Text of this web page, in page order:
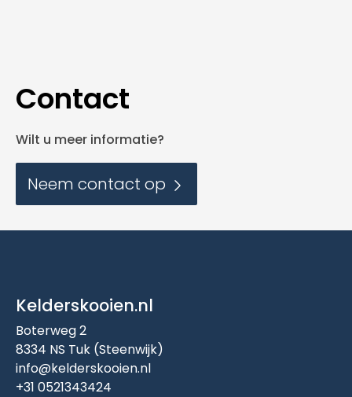
Contact
Wilt u meer informatie?
Neem contact op
Kelderskooien.nl
Boterweg 2
8334 NS Tuk (Steenwijk)
info@kelderskooien.nl
+31 0521343424